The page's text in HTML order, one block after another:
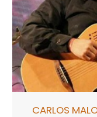
CARLOS